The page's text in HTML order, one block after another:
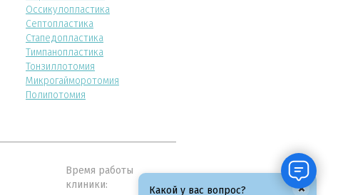
Оссикулопластика
Септопластика
Стапедопластика
Тимпанопластика
Тонзиллотомия
Микрогайморотомия
Полипотомия
Время работы
клиники:
Какой у вас вопрос? ×